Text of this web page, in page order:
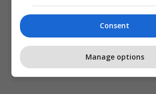
Consent
Manage options